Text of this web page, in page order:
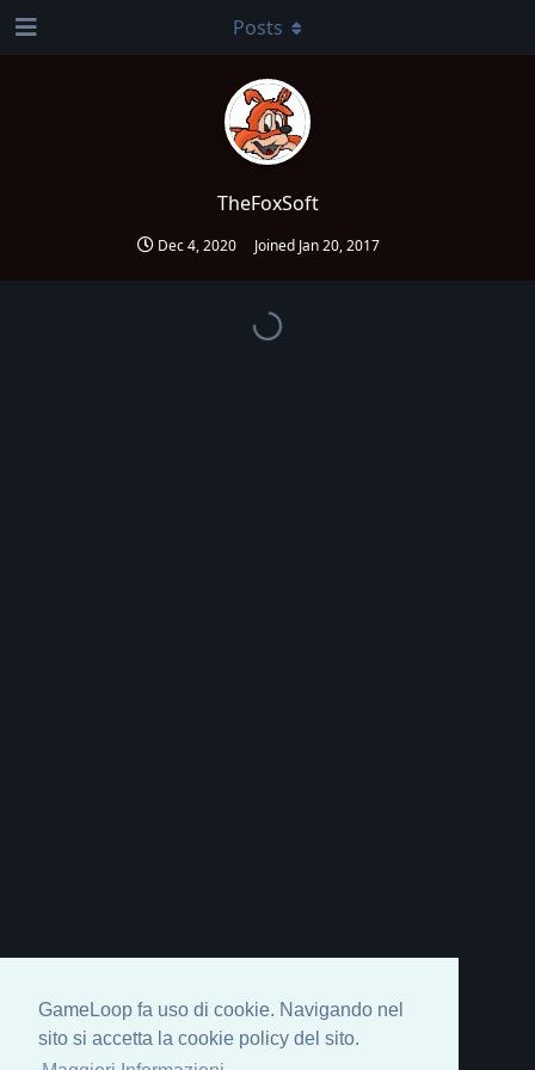
GameLoop fa uso di cookie. Navigando nel
sito si accetta la cookie policy del sito.
TheFoxSoft
Dec 4, 2020 Joined Jan 20, 2017
Posts